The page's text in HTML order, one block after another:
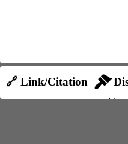
🔗 Link/Citation